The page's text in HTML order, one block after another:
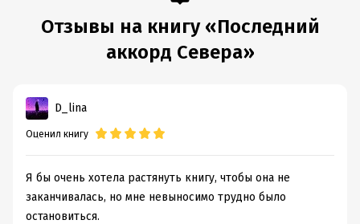
Отзывы на книгу «Последний
аккорд Севера»
D_lina
Оценил книгу
Я бы очень хотела растянуть книгу, чтобы она не
заканчивалась, но мне невыносимо трудно было
остановиться.